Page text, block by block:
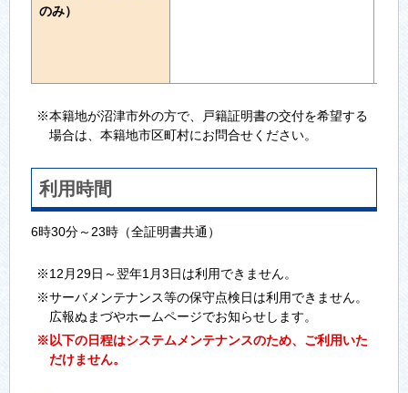
のみ）
※本籍地が沼津市外の方で、戸籍証明書の交付を希望する
場合は、本籍地市区町村にお問合せください。
利用時間
6時30分～23時（全証明書共通）
※12月29日～翌年1月3日は利用できません。
※サーバメンテナンス等の保守点検日は利用できません。
広報ぬまづやホームページでお知らせします。
※以下の日程はシステムメンテナンスのため、ご利用いた
だけません。